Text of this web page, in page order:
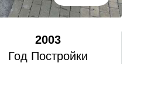
2003
Год Постройки